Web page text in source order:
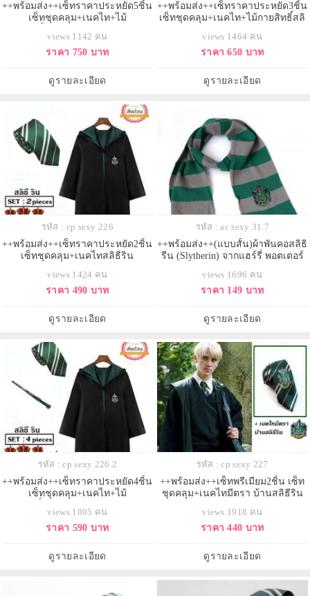
++พร้อมส่ง++เซ็ทราคาประหยัด5ชิ้น
เซ็ทชุดคลุม+เนคไท+ไม้
(Slytherin) แห่งฮอกวอตส์ ชุดคลุมแฮ
รี่พอตเตอร์
views 1142 คน
ราคา 750 บาท
ดูรายละเอียด
++พร้อมส่ง++เซ็ทราคาประหยัด3ชิ้น
เซ็ทชุดคลุม+เนคไท+ไม้กายสิทธิ์สลิ
คลุมแฮรี่พอตเตอร์
views 1464 คน
ราคา 650 บาท
ดูรายละเอียด
รหัส : cp sexy 226
++พร้อมส่ง++เซ็ทราคาประหยัด2ชิ้น
เซ็ทชุดคลุม+เนคไทสลิธีริน
รี่พอตเตอร์
views 1424 คน
ราคา 490 บาท
ดูรายละเอียด
รหัส : ac sexy 31.7
++พร้อมส่ง++(แบบสั้น)ผ้าพันคอสลิธิ
รีน (Slytherin) จากแฮร์รี่ พอตเตอร์
views 1696 คน
ราคา 149 บาท
ดูรายละเอียด
รหัส : cp sexy 226.2
++พร้อมส่ง++เซ็ทราคาประหยัด4ชิ้น
เซ็ทชุดคลุม+เนคไท+ไม้
แห่งฮอกวอตส์ ชุดคลุมแฮรี่พอตเตอร์
views 1005 คน
ราคา 590 บาท
ดูรายละเอียด
รหัส : cp sexy 227
++พร้อมส่ง++เซ็ทพรีเมียม2ชิ้น เซ็ท
ชุดคลุม+เนคไทมีตรา บ้านสลิธีริน
รี่พอตเตอร์
views 1918 คน
ราคา 440 บาท
ดูรายละเอียด